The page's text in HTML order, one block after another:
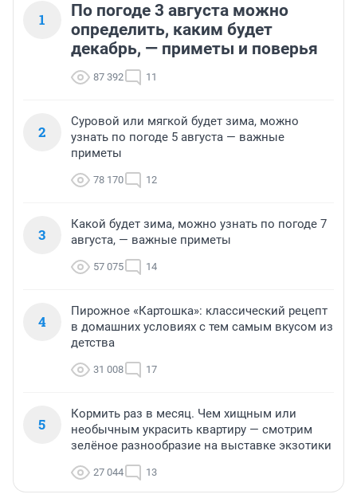
1
По погоде 3 августа можно
определить, каким будет
декабрь, — приметы и поверья
87 392 11
2
Суровой или мягкой будет зима, можно
узнать по погоде 5 августа — важные
приметы
78 170 12
3
Какой будет зима, можно узнать по погоде 7
августа, — важные приметы
57 075 14
4
Пирожное «Картошка»: классический рецепт
в домашних условиях с тем самым вкусом из
детства
31 008 17
5
Кормить раз в месяц. Чем хищным или
необычным украсить квартиру — смотрим
зелёное разнообразие на выставке экзотики
27 044 13